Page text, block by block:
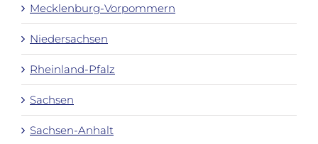
Mecklenburg-Vorpommern
Niedersachsen
Rheinland-Pfalz
Sachsen
Sachsen-Anhalt